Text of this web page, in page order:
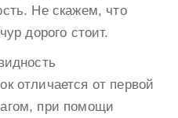
Не скажем, что
дорого стоит.
отличается от первой
при помощи